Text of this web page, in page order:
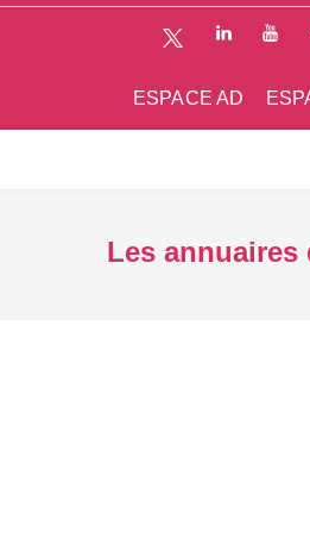
ESPACE AD
Les annuaires